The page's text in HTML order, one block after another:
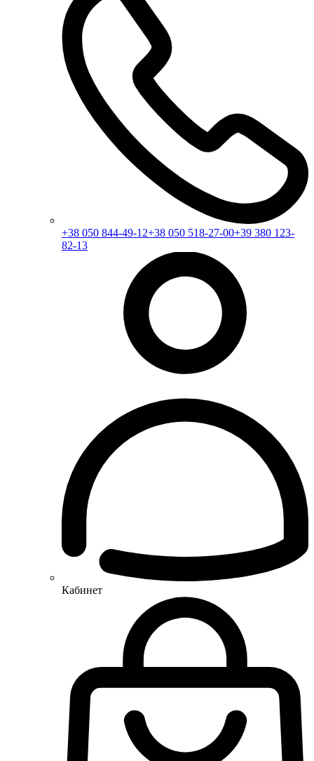
+38 050 844-49-12+38 050 518-27-00+39 380 123-
82-13
Кабинет